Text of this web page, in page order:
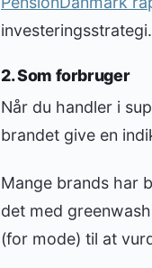
investeringsstrategi.
2. Som forbruger
Når du handler i
brandet give en
Mange brands har
det med
(for mode) til at